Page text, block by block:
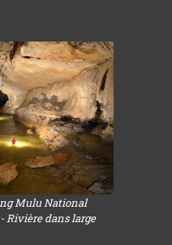
Mulu National
Rivière dans large